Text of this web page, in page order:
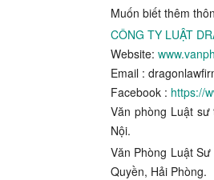
Muốn biết thêm
CÔNG TY LUẬT
Website:
Email :
Facebook : https://
Văn phòng Luật sư
Nội.
Văn Phòng Luật
Quyền, Hải Phòng.